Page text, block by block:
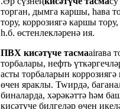
торган, дымга каршы, һава
тору, коррозиягә каршы
һ.б. өстенлекләренә ия.
ПВХ кисәтүче тасмаairава
торбалары, нефть
асты торбаларын
өчен яраклы. Twирдә,
биналарда, хәрәкәттә һәм
кисәтүче билгеләр өчен